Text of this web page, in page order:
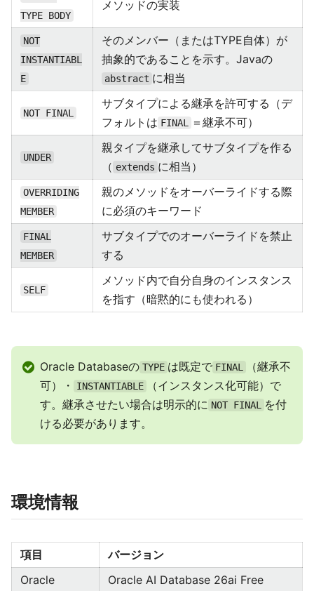
TYPE BODY
メソッドの実装
NOT
INSTANTIABL
E
そのメンバー（またはTYPE自体）が
抽象的であることを示す。Javaの
abstract に相当
NOT FINAL
サブタイプによる継承を許可する（デ
フォルトは FINAL ＝継承不可）
UNDER
親タイプを継承してサブタイプを作る
（ extends に相当）
OVERRIDING
MEMBER
親のメソッドをオーバーライドする際
に必須のキーワード
FINAL
MEMBER
サブタイプでのオーバーライドを禁止
する
SELF
メソッド内で自分自身のインスタンス
を指す（暗黙的にも使われる）
Oracle Databaseの TYPE は既定で FINAL
（継承不
可）・
INSTANTIABLE
（インスタンス化可能）で
す。継承させたい場合は明示的に NOT FINAL
を付
ける必要があります。
環境情報
項目
バージョン
Oracle
Oracle AI Database 26ai Free